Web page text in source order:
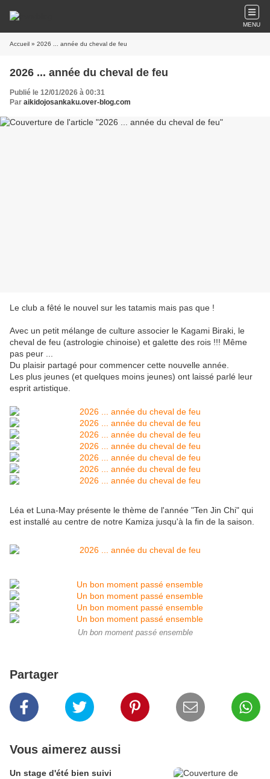
MENU
Accueil » 2026 ... année du cheval de feu
2026 ... année du cheval de feu
Publié le 12/01/2026 à 00:31
Par aikidojosankaku.over-blog.com
Le club a fêté le nouvel sur les tatamis mais pas que !
Avec un petit mélange de culture associer le Kagami Biraki, le
cheval de feu (astrologie chinoise) et galette des rois !!! Même
pas peur ...
Du plaisir partagé pour commencer cette nouvelle année.
Les plus jeunes (et quelques moins jeunes) ont laissé parlé leur
esprit artistique.
Léa et Luna-May présente le thème de l'année "Ten Jin Chi" qui
est installé au centre de notre Kamiza jusqu'à la fin de la saison.
Un bon moment passé ensemble
Partager
Vous aimerez aussi
Un stage d'été bien suivi